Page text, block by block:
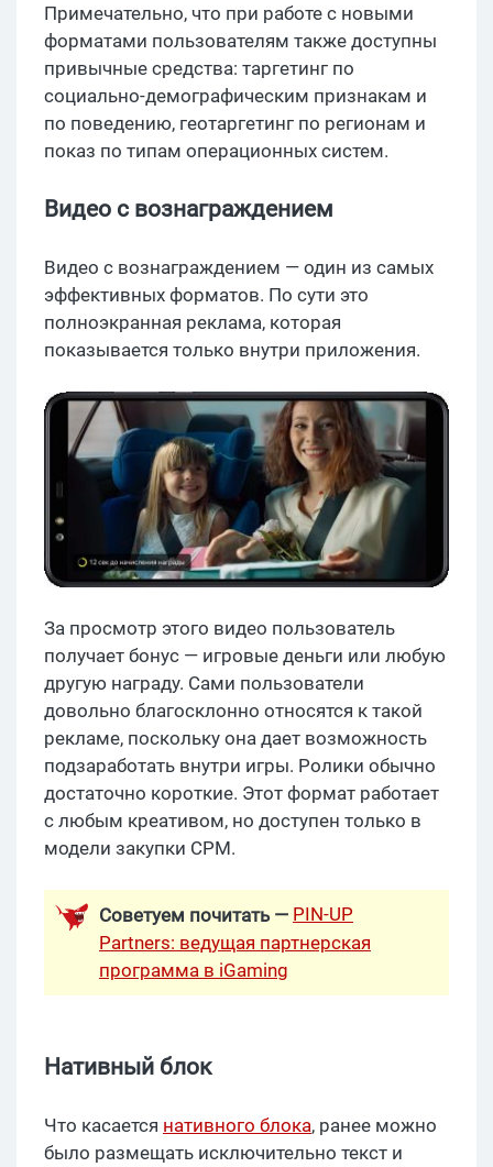
Примечательно, что при работе с новыми
форматами пользователям также доступны
привычные средства: таргетинг по
социально-демографическим признакам и
по поведению, геотаргетинг по регионам и
показ по типам операционных систем.
Видео с вознаграждением
Видео с вознаграждением — один из самых
эффективных форматов. По сути это
полноэкранная реклама, которая
показывается только внутри приложения.
За просмотр этого видео пользователь
получает бонус — игровые деньги или любую
другую награду. Сами пользователи
довольно благосклонно относятся к такой
рекламе, поскольку она дает возможность
подзаработать внутри игры. Ролики обычно
достаточно короткие. Этот формат работает
с любым креативом, но доступен только в
модели закупки CPM.
Советуем почитать — PIN-UP
Partners: ведущая партнерская
программа в iGaming
Нативный блок
Что касается нативного блока, ранее можно
было размещать исключительно текст и